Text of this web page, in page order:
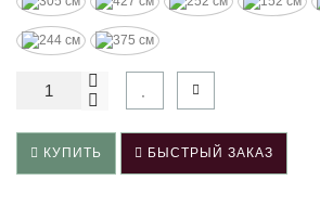
КУПИТЬ БЫСТРЫЙ ЗАКАЗ